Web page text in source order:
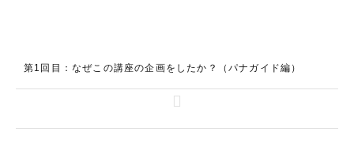
第1回目：なぜこの講座の企画をしたか？（パナガイド編）